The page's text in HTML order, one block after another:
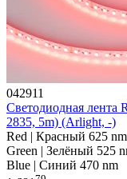
042911
Светодиодная лента
2835, 5m) (Arlight, -)
Red | Красный 625 nm
Green | Зелёный 525
Blue | Синий 470 nm